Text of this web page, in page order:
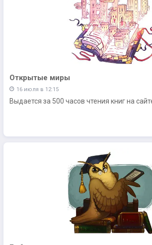
Открытые миры
16 июля в 12:15
Выдается за 500 часов чтения книг на